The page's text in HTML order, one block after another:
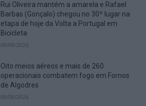
Rui Oliveira mantém a amarela e Rafael
Barbas (Gonçalo) chegou no 30º lugar na
etapa de hoje da Volta a Portugal em
Bicicleta
08/08/2026
Oito meios aéreos e mais de 260
operacionais combatem fogo em Fornos
de Algodres
08/08/2026